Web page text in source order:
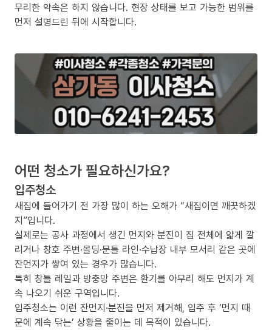
무리한 약속은 하지 않습니다. 현장 상태를 보고 가능한 범위를
먼저 설명드린 뒤에 시작합니다.
어떤 청소가 필요하신가요?
입주청소
새집에 들어가기 전 가장 많이 하는 오해가 “새집이면 깨끗하겠
지”입니다.
실제로는 공사 과정에서 생긴 먼지와 분진이 집 전체에 얇게 깔
리거나 창호 주변·몰딩·문틀 라인·수납장 내부 모서리 같은 곳에
잔먼지가 쌓여 있는 경우가 많습니다.
특히 창틀 레일과 방충망 주변은 환기를 아무리 해도 먼지가 계
속 나오기 쉬운 구역입니다.
입주청소는 이런 잔먼지·분진을 먼저 제거해, 입주 후 ‘먼지 때
문에 계속 닦는’ 상황을 줄이는 데 목적이 있습니다.